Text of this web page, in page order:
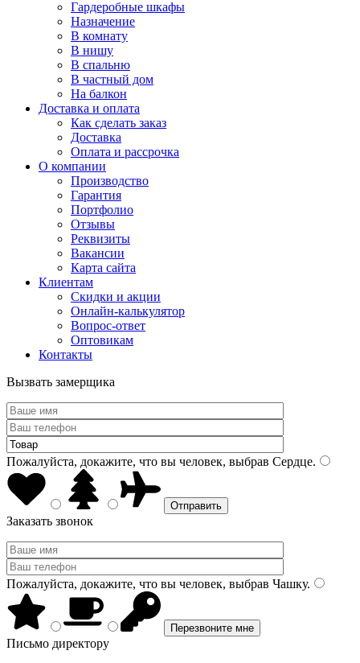
Гардеробные шкафы
Назначение
В комнату
В нишу
В спальню
В частный дом
На балкон
Доставка и оплата
Как сделать заказ
Доставка
Оплата и рассрочка
О компании
Производство
Гарантия
Портфолио
Отзывы
Реквизиты
Вакансии
Карта сайта
Клиентам
Скидки и акции
Онлайн-калькулятор
Вопрос-ответ
Оптовикам
Контакты
Вызвать замерщика
Пожалуйста, докажите, что вы человек, выбрав Сердце.
Заказать звонок
Пожалуйста, докажите, что вы человек, выбрав Чашку.
Письмо директору